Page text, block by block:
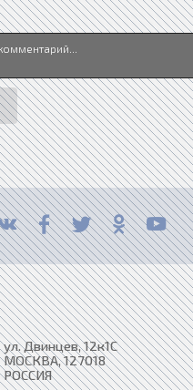
ул. Двинцев, 12к1С
МОСКВА, 127018
РОССИЯ